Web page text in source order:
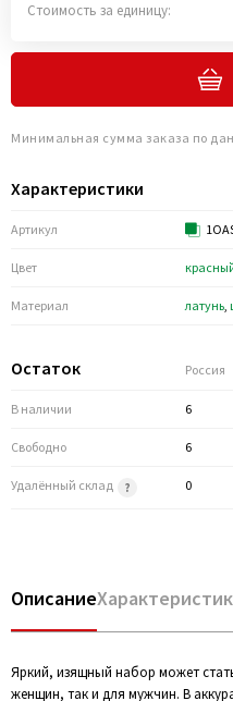
Характеристики
Артикул
Цвет
Материал латунь,
Остаток Россия
В наличии 6
Свободно 6
Удалённый склад 0
Стоимость за единицу:
Минимальная сумма заказа по
Описание
Яркий, изящный набор может
женщин, так и для мужчин. В